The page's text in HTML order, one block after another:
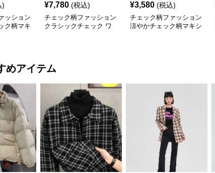
)
ッション
ク柄マキ
¥7,780 (税込)
チェック柄ファッション
クラシックチェック ワ
¥3,580 (税込)
チェック柄ファッション
涼やかチェック柄マキシ
めアイテム